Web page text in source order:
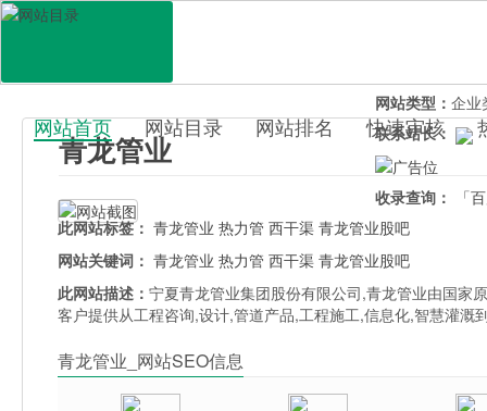
百科目录
网站首页 网站目录 网站排名 快速审核
青龙管业
网站类型： 企业
联系站长：
收录查询：
「
此网站标签： 青龙管业 热力管 西干渠 青龙管业股吧
网站关键词： 青龙管业 热力管 西干渠 青龙管业股吧
此网站描述：宁夏青龙管业集团股份有限公司,青龙管业由国家
客户提供从工程咨询,设计,管道产品,工程施工,信息化,智慧灌溉
青龙管业_网站SEO信息